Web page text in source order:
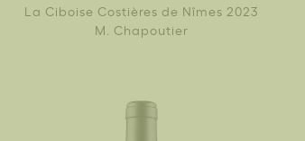
La Ciboise Costières de Nîmes 2023
M. Chapoutier